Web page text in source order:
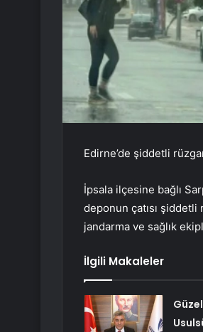
Edirne’de şiddetli
İpsala ilçesine bağlı
deponun çatısı
jandarma ve sağlık
İlgili Makaleler